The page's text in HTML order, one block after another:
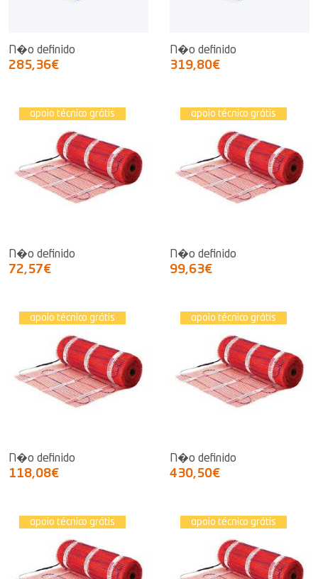
N�o definido
285,36€
N�o definido
319,80€
apoio técnico grátis
N�o definido
72,57€
apoio técnico grátis
N�o definido
99,63€
apoio técnico grátis
N�o definido
118,08€
apoio técnico grátis
N�o definido
430,50€
apoio técnico grátis apoio técnico grátis